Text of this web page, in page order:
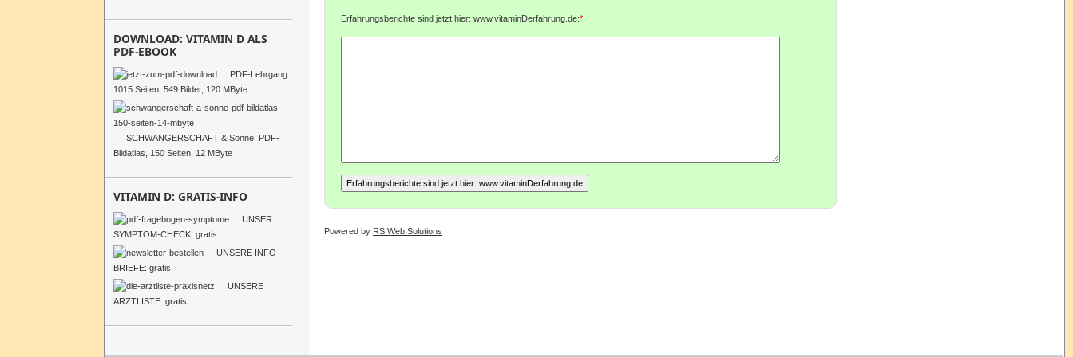
Erfahrungsberichte sind jetzt hier: www.vitaminDerfahrung.de:*
Powered by RS Web Solutions
DOWNLOAD: VITAMIN D ALS
PDF-EBOOK
PDF-Lehrgang:
1015 Seiten, 549 Bilder, 120 MByte
SCHWANGERSCHAFT & Sonne: PDF-
Bildatlas, 150 Seiten, 12 MByte
VITAMIN D: GRATIS-INFO
UNSER
SYMPTOM-CHECK: gratis
UNSERE INFO-
BRIEFE: gratis
UNSERE
ARZTLISTE: gratis